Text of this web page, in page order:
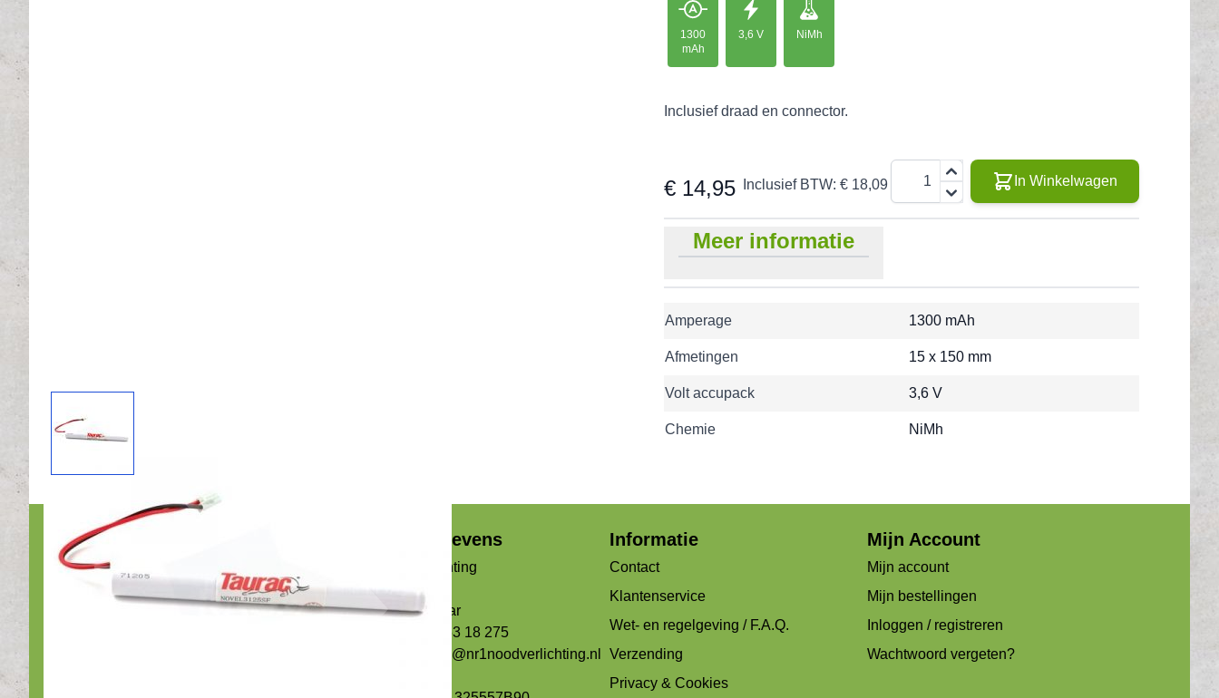
1300
mAh
3,6 V NiMh
Inclusief draad en connector.
€ 14,95 Inclusief BTW: € 18,09 In Winkelwagen
Meer informatie
Amperage 1300 mAh
Afmetingen 15 x 150 mm
Volt accupack 3,6 V
Chemie NiMh
Bedrijfsgegevens
Nr1Noodverlichting
Otterkoog 99b
1822BX Alkmaar
Bel ons: 072 - 53 18 275
info@nr1noodverlichting.nl
Informatie
Contact
Klantenservice
Wet- en regelgeving / F.A.Q.
Verzending
Privacy & Cookies
Mijn Account
Mijn account
Mijn bestellingen
Inloggen / registreren
Wachtwoord vergeten?